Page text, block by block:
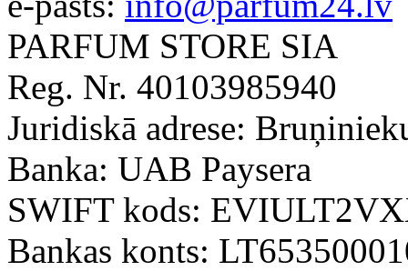
PARFUM STORE SIA
Reg. Nr. 40103985940
Juridiskā adrese:
Banka: UAB Paysera
SWIFT kods:
Bankas konts: